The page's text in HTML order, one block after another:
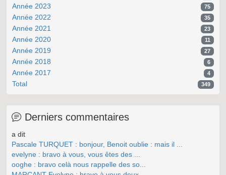
Année 2023 75
Année 2022 35
Année 2021 23
Année 2020 11
Année 2019 27
Année 2018 6
Année 2017 4
Total 349
Derniers commentaires
a dit
Pascale TURQUET : bonjour, Benoit oublie : mais il ...
evelyne : bravo à vous, vous êtes des ...
ooghe : bravo celà nous rappelle des so...